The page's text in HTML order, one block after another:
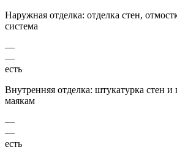
Наружная отделка: отделка стен,
система
—
—
есть
Внутренняя отделка: штукатурка стен и
маякам
—
—
есть